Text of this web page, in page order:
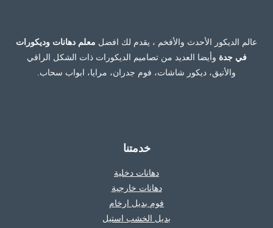
مداخل
بديل
الخشب
عالم الديكور الأحدث والأفخم ، يقدم لك افضل معلم دهانات وديكورات
في جدة وأيضا العديد من تصاميم الديكورات ذات الشكل الراقي
والأنيق، ديكور شاشات، فوم جدران، مرايا، ابواب سحاب.
خدمتنا
دهانات دخلية
دهانات خارجية
فوم بديل ارخام
بديل الخشب استيل